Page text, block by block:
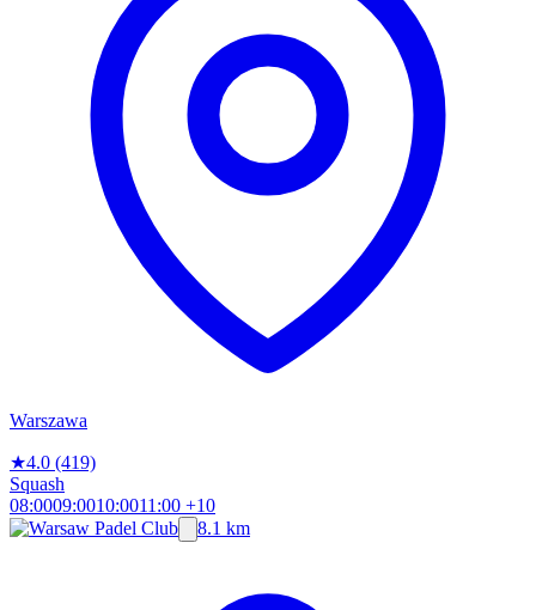
Warszawa
★4.0 (419)
Squash
08:0009:0010:0011:00 +10
8.1 km